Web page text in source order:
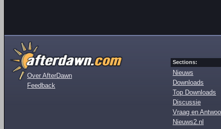
Over AfterDawn
Feedback
Sections:
Nieuws
Downloads
Top Downloads
Discussie
Vraag en
Nieuws2.nl